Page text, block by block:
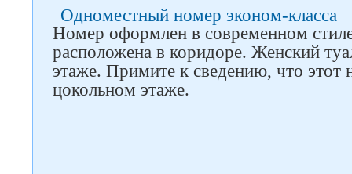
Одноместный номер эконом-класса
Номер оформлен в современном
расположена в коридоре. Женский
этаже. Примите к сведению, что этот
цокольном этаже.